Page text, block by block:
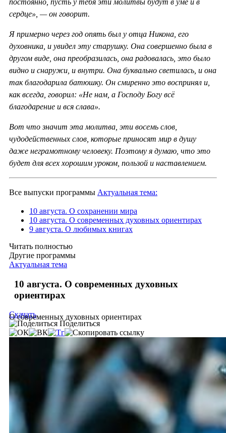
постоянно, пусть у тебя эти молитвы будут в уме и в
сердце», — он говорит.
Я примерно через год опять был у отца Никона, его
духовника, и увидел эту старушку. Она совершенно была в
другом виде, она преобразилась, она радовалась, это было
видно и снаружи, и внутри. Она буквально светилась, и она
так благодарила батюшку. Он смиренно это воспринял и,
как всегда, говорил: «Не нам, а Господу Богу всё
благодарение и вся слава».
Вот что значит эта молитва, эти восемь слов,
чудодейственных слов, которые приносят мир в душу
даже неграмотному человеку. Поэтому я думаю, что это
будет для всех хорошим уроком, пользой и наставлением.
Все выпуски программы Актуальная тема:
10 августа. О сохранении мира
10 августа. О современных духовных ориентирах
9 августа. О любимых книгах
Читать полностью
Другие программы
Актуальная тема
10 августа. О современных духовных
ориентирах
О современных духовных ориентирах
Скачать
Поделиться